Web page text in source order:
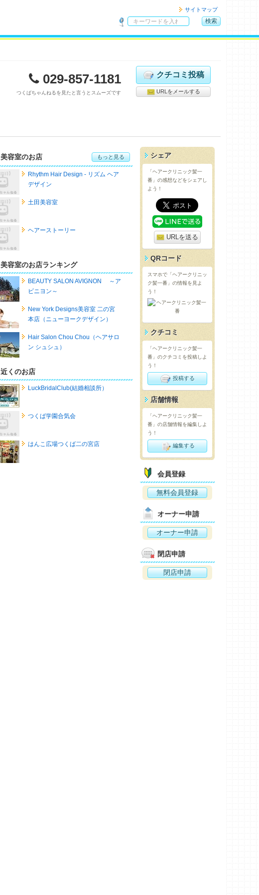
サイトマップ
内
索
検索
029-857-1181
つくばちゃんねるを見たと言うとスムーズです
クチコミ投稿
URLをメールする
美容室のお店 もっと見る
Rhythm Hair Design - リズム ヘア
デザイン
土田美容室
ヘアーストーリー
美容室のお店ランキング
BEAUTY SALON AVIGNON ～ア
ビニヨン～
New York Designs美容室 二の宮
本店（ニューヨークデザイン）
Hair Salon Chou Chou（ヘアサロ
ン シュシュ）
近くのお店
LuckBridalClub(結婚相談所）
つくば学園合気会
はんこ広場つくば二の宮店
シェア
「ヘアークリニック髪一
番」の感想などをシェアし
よう！
URLを送る
QRコード
スマホで「ヘアークリニッ
ク髪一番」の情報を見よ
う！
クチコミ
「ヘアークリニック髪一
番」のクチコミを投稿しよ
う！
投稿する
店舗情報
「ヘアークリニック髪一
番」の店舗情報を編集しよ
う！
編集する
会員登録
無料会員登録
オーナー申請
オーナー申請
閉店申請
閉店申請